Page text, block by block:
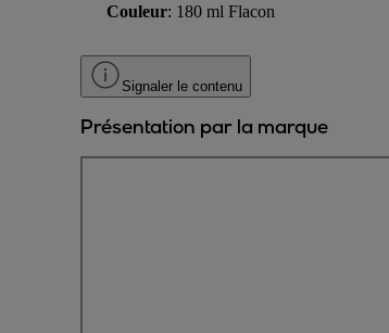
Couleur: 180 ml Flacon
Signaler le contenu
Présentation par la marque